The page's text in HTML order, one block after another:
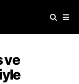
ve